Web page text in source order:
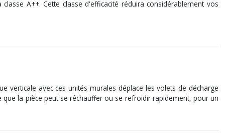
A++. Cette classe d'efficacité réduira considérablement vos
verticale avec ces unités murales déplace les volets de décharge
la pièce peut se réchauffer ou se refroidir rapidement, pour un